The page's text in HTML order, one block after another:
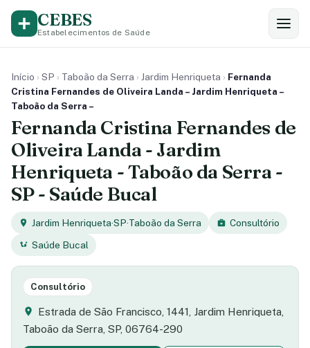
CEBES
Estabelecimentos de Saúde
Início › SP › Taboão da Serra › Jardim Henriqueta › Fernanda
Cristina Fernandes de Oliveira Landa – Jardim Henriqueta –
Taboão da Serra –
Fernanda Cristina Fernandes de
Oliveira Landa - Jardim
Henriqueta - Taboão da Serra -
SP - Saúde Bucal
Jardim Henriqueta·SP·Taboão da Serra
Consultório
Saúde Bucal
Consultório
Estrada de São Francisco, 1441, Jardim Henriqueta,
Taboão da Serra, SP, 06764-290